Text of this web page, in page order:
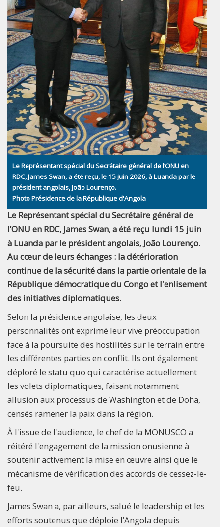
Le Représentant spécial du Secrétaire général de l’ONU en
RDC, James Swan, a été reçu, le 15 juin 2026, à Luanda par le
président angolais, João Lourenço.
Photo Présidence de la République d'Angola
Le Représentant spécial du Secrétaire général de
l’ONU en RDC, James Swan, a été reçu lundi 15 juin
à Luanda par le président angolais, João Lourenço.
Au cœur de leurs échanges : la détérioration
continue de la sécurité dans la partie orientale de la
République démocratique du Congo et l'enlisement
des initiatives diplomatiques.
Selon la présidence angolaise, les deux
personnalités ont exprimé leur vive préoccupation
face à la poursuite des hostilités sur le terrain entre
les différentes parties en conflit. Ils ont également
déploré le statu quo qui caractérise actuellement
les volets diplomatiques, faisant notamment
allusion aux processus de Washington et de Doha,
censés ramener la paix dans la région.
À l'issue de l'audience, le chef de la MONUSCO a
réitéré l'engagement de la mission onusienne à
soutenir activement la mise en œuvre ainsi que le
mécanisme de vérification des accords de cessez-le-
feu.
James Swan a, par ailleurs, salué le leadership et les
efforts soutenus que déploie l’Angola depuis